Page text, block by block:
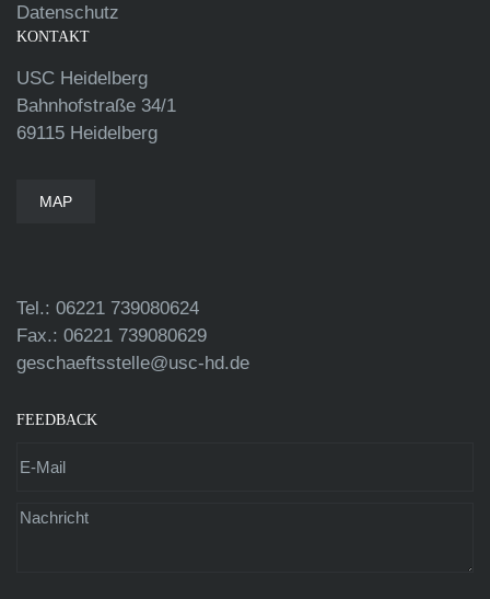
Datenschutz
KONTAKT
USC Heidelberg
Bahnhofstraße 34/1
69115 Heidelberg
MAP
Tel.: 06221 739080624
Fax.: 06221 739080629
geschaeftsstelle@usc-hd.de
FEEDBACK